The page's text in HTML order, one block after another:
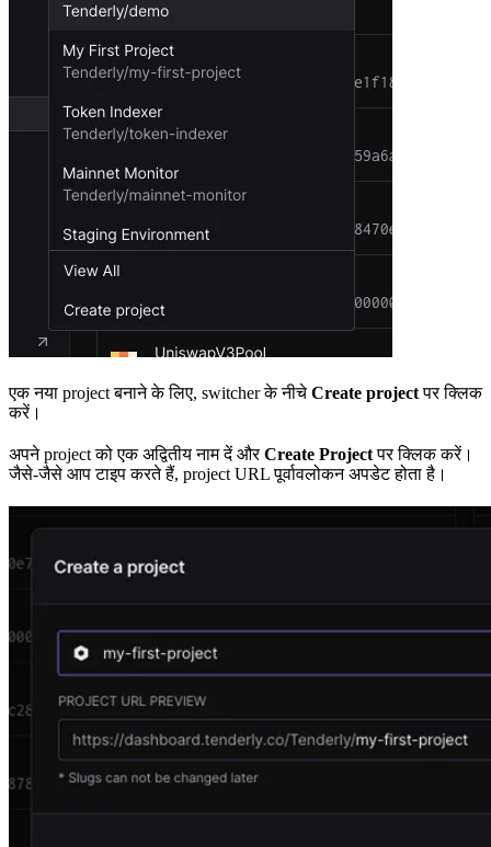
एक नया project बनाने के लिए, switcher के नीचे Create projectपर क्लिक
करें।
अपने project को एक अद्वितीय नाम दें औरCreate Projectपर क्लिक करें।
जैसे-जैसे आप टाइप करते हैं, project URL पूर्वावलोकन अपडेट होता है।